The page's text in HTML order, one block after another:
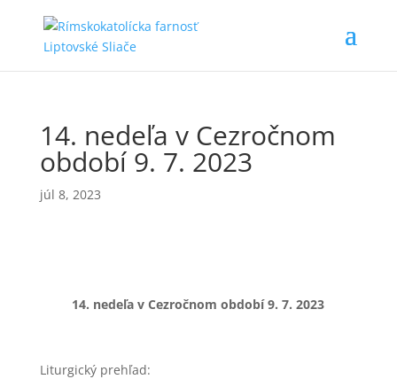
14. nedeľa v Cezročnom
období 9. 7. 2023
júl 8, 2023
14. nedeľa v Cezročnom období 9. 7. 2023
Liturgický prehľad: